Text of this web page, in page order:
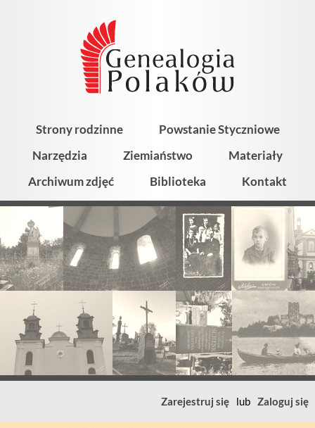
Strony rodzinne
Powstanie Styczniowe
Narzędzia
Ziemiaństwo
Materiały
Archiwum zdjęć
Biblioteka Kontakt
Zarejestruj się lub Zaloguj się